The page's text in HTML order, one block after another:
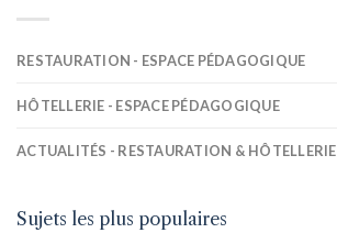
RESTAURATION - ESPACE PÉDAGOGIQUE
HÔTELLERIE - ESPACE PÉDAGOGIQUE
ACTUALITÉS - RESTAURATION & HÔTELLERIE
Sujets les plus populaires